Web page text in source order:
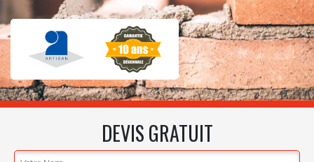
DEVIS GRATUIT